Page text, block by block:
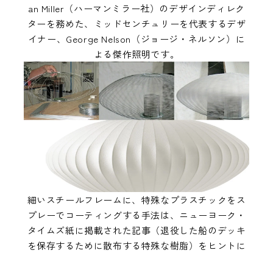
an Miller（ハーマンミラー社）のデザインディレク
ターを務めた、ミッドセンチュリーを代表するデザ
イナー、George Nelson（ジョージ・ネルソン）に
よる傑作照明です。
細いスチールフレームに、特殊なプラスチックをス
プレーでコーティングする手法は、ニューヨーク・
タイムズ紙に掲載された記事（退役した船のデッキ
を保存するために散布する特殊な樹脂）をヒントに